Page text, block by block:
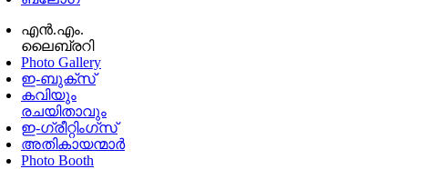
എൻ.എം.
ലൈബ്രറി
Photo Gallery
ഇ-ബുക്‌സ്
കവിയും
രചയിതാവും
ഇ-ഗ്രീറ്റിംഗ്‌സ്
അതികായന്മാർ
Photo Booth